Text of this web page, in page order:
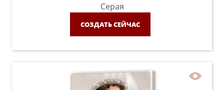
Серая
СОЗДАТЬ СЕЙЧАС